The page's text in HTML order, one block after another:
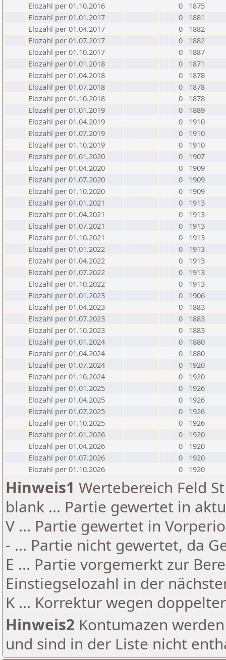
Elozahl per 01.10.2016
0
1875
Elozahl per 01.01.2017
0
1881
Elozahl per 01.04.2017
0
1882
Elozahl per 01.07.2017
0
1882
Elozahl per 01.10.2017
0
1887
Elozahl per 01.01.2018
0
1871
Elozahl per 01.04.2018
0
1878
Elozahl per 01.07.2018
0
1878
Elozahl per 01.10.2018
0
1878
Elozahl per 01.01.2019
0
1889
Elozahl per 01.04.2019
0
1910
Elozahl per 01.07.2019
0
1910
Elozahl per 01.10.2019
0
1910
Elozahl per 01.01.2020
0
1907
Elozahl per 01.04.2020
0
1909
Elozahl per 01.07.2020
0
1909
Elozahl per 01.10.2020
0
1909
Elozahl per 01.01.2021
0
1913
Elozahl per 01.04.2021
0
1913
Elozahl per 01.07.2021
0
1913
Elozahl per 01.10.2021
0
1913
Elozahl per 01.01.2022
0
1913
Elozahl per 01.04.2022
0
1913
Elozahl per 01.07.2022
0
1913
Elozahl per 01.10.2022
0
1913
Elozahl per 01.01.2023
0
1906
Elozahl per 01.04.2023
0
1883
Elozahl per 01.07.2023
0
1883
Elozahl per 01.10.2023
0
1883
Elozahl per 01.01.2024
0
1880
Elozahl per 01.04.2024
0
1880
Elozahl per 01.07.2024
0
1920
Elozahl per 01.10.2024
0
1920
Elozahl per 01.01.2025
0
1926
Elozahl per 01.04.2025
0
1926
Elozahl per 01.07.2025
0
1926
Elozahl per 01.10.2025
0
1926
Elozahl per 01.01.2026
0
1920
Elozahl per 01.04.2026
0
1920
Elozahl per 01.07.2026
0
1920
Elozahl per 01.10.2026
0 1920
Hinweis1 Wertebereich Feld
blank ... Partie gewertet in
V ... Partie gewertet in
- ... Partie nicht gewertet, da
E ... Partie vorgemerkt zur
Einstiegselozahl in der
K ... Korrektur wegen
Hinweis2 Kontumazen
und sind in der Liste nicht